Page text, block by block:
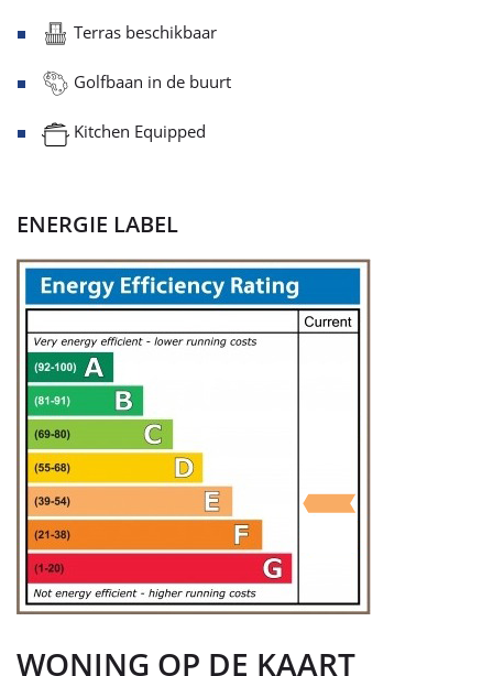
Terras beschikbaar
Golfbaan in de buurt
Kitchen Equipped
ENERGIE LABEL
WONING OP DE KAART